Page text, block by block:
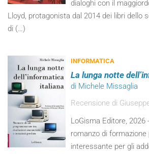
dialoghi con il
Lloyd, protagonista dal 2014 dei libri dello
di (…)
INFORMATICA
La lunga notte
di Michele Missaglia
Recensione di
LoGisma Editore, 2026
romanzo di formazione
interessante per gli